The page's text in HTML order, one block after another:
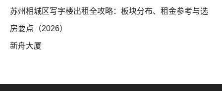
苏州相城区写字楼出租全攻略：板块分布、租金参考与选
房要点（2026）
新舟大厦